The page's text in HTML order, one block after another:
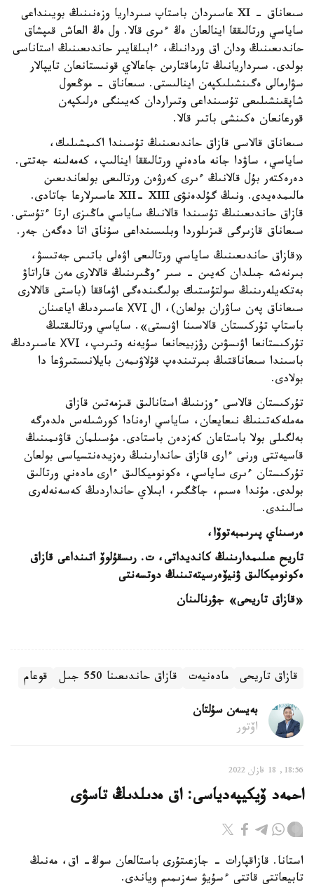
سىعاناق - XI عاسىردان باستاپ سىرداريا وزەنىنىڭ بويىنداعى
ساياسي ورتالىققا اينالعان ەڭ ءىرى قالا. ول ەڭ العاش قىپشاق
حاندىعىنىڭ ودان اق وردانىڭ، ءابىلقايىر حاندىعىنىڭ استاناسى
بولدى. سىرداريانىڭ تارماقتارىن جاعالاي قونىستانعان تايپالار
سۋارمالى ەگىنشىلىكپەن اينالىستى. سىعاناق - موڭعول
شاپقىنشىلىعى تۇسىنداعى وتىراردان كەيىنگى ەرلىكپەن
قورعانعان ەكىنشى باتىر قالا.
سىعاناق قالاسى قازاق حاندىعىنىڭ تۇسىندا اكىمشىلىك،
ساياسي، ساۋدا جانە مادەني ورتالىققا اينالىپ، كەمەلىنە جەتتى.
دەرەكتەر بۇل قالانىڭ ءىرى كەرۋەن ورتالىعى بولعاندىعىن
مالىمدەيدى. ونىڭ گۇلدەنۋى XII- XIII عاسىرلارعا جاتادى.
قازاق حاندىعىنىڭ تۇسىندا قالانىڭ ساياسي ماڭىزى ارتا ءتۇستى.
سىعاناق قازىرگى قىزىلوردا وبلىسىنداعى سۇناق اتا دەگەن جەر.
«قازاق حاندىعىنىڭ ساياسي ورتالىعى اۋەلى باتىس جەتىسۋ،
بىرنەشە جىلدان كەيىن - سىر ءوڭىرىنىڭ قالالارى مەن قاراتاۋ
بەتكەيلەرىنىڭ سولتۇستىك بولىگىندەگى اۋماققا (باستى قالالارى
سىعاناق پەن ساۋران بولعان)، ال ХVІ عاسىردىڭ اياعىنان
باستاپ تۇركىستان قالاسىنا اۋىستى». ساياسي ورتالىقتىڭ
تۇركىستانعا اۋىسۋىن رۋزبيحانعا سۇيەنە وتىرىپ، ХVІ عاسىردىڭ
باسىندا سىعاناقتىڭ بىرتىندەپ قۇلاۋىمەن بايلانىستىرۋعا دا
بولادى.
تۇركىستان قالاسى ءوزىنىڭ استانالىق قىزمەتىن قازاق
مەملەكەتىنىڭ نىعايعان، ساياسي ارەنادا كورشىلەس ەلدەرگە
بەلگىلى بولا باستاعان كەزدەن باستادى. مۇسىلمان قاۋىمىنىڭ
قاسيەتتى ورنى ءارى قازاق حاندارىنىڭ رەزيدەنتسياسى بولعان
تۇركىستان ءىرى ساياسي، ەكونوميكالىق ءارى مادەني ورتالىق
بولدى. مۇندا ەسىم، جاڭگىر، ابىلاي حانداردىڭ كەسەنەلەرى
سالىندى.
ەرسىناي پىرىمبەتوۆا،
تاريح عىلىمدارىنىڭ كانديداتى،ت. رىسقۇلوۆ اتىنداعى قازاق
ەكونوميكالىق ۋنيۆەرسيتەتىنىڭ دوتسەنتى
«قازاق تاريحى» جۋرنالىنان
قازاق تاريحى مادەنيەت قازاق حاندىعىنا 550 جىل قوعام
بەيسەن سۇلتان
اۆتور
18:56, 18 قازان 2022
احمەد ۆيكيپەدياسى: اق ەدىلدىڭ تاسۋى
استانا. قازاقپارات - جازعىتۇرى باستالعان سوڭ- اق، مەنىڭ
تابيعاتتى قاتتى ءسۇيۋ سەزىمىم وياندى.